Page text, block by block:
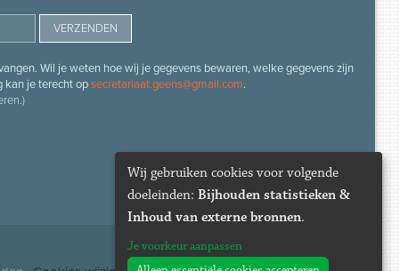
Wil je weten hoe wij je gegevens bewaren, welke gegevens zijn
kan je terecht opsecretariaat.geens@gmail.com.
Wij gebruiken cookies voor volgende
doeleinden: Bijhouden statistieken &
Inhoud van externe bronnen.
Je voorkeur aanpassen